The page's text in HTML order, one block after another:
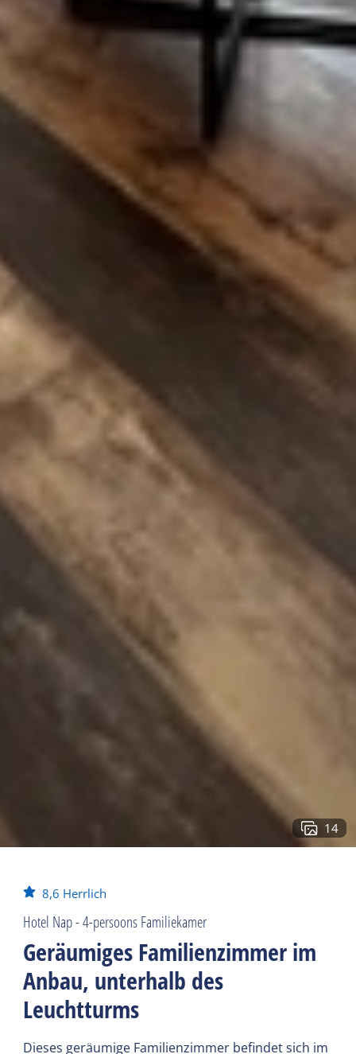
14
8,6 Herrlich
Hotel Nap - 4-persoons Familiekamer
Geräumiges Familienzimmer im
Anbau, unterhalb des
Leuchtturms
Dieses geräumige Familienzimmer befindet sich im